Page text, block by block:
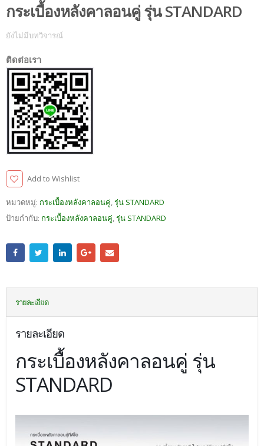
กระเบื้องหลังคาลอนคู่ รุ่น STANDARD
ยังไม่มีบทวิจารณ์
ติดต่อเรา
Add to Wishlist
หมวดหมู่: กระเบื้องหลังคาลอนคู่,รุ่น STANDARD
ป้ายกำกับ: กระเบื้องหลังคาลอนคู่,รุ่น STANDARD
รายละเอียด
รายละเอียด
กระเบื้องหลังคาลอนคู่ รุ่น
STANDARD